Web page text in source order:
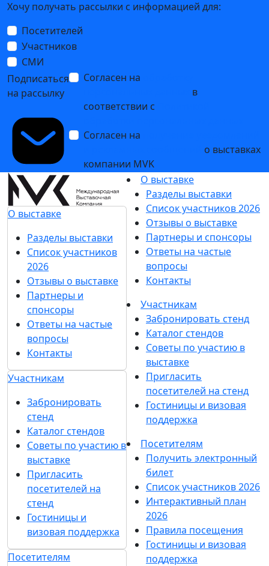
Хочу получать рассылки с информацией для:
Посетителей
Участников
СМИ
Подписаться
на рассылку
Согласен на
в
соответствии с
Согласен на
о выставках
компании MVK
О выставке
Разделы выставки
Список участников
2026
Отзывы о выставке
Партнеры и
спонсоры
Ответы на частые
вопросы
Контакты
Участникам
Забронировать
стенд
Каталог стендов
Советы по участию в
выставке
Пригласить
посетителей на
стенд
Гостиницы и
визовая поддержка
Посетителям
О выставке
Разделы выставки
Список участников 2026
Отзывы о выставке
Партнеры и спонсоры
Ответы на частые
вопросы
Контакты
Участникам
Забронировать стенд
Каталог стендов
Советы по участию в
выставке
Пригласить
посетителей на стенд
Гостиницы и визовая
поддержка
Посетителям
Получить электронный
билет
Список участников 2026
Интерактивный план
2026
Правила посещения
Гостиницы и визовая
поддержка